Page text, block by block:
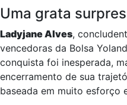
Uma grata
Ladyjane Alves,
vencedoras da Bolsa
conquista foi inesperada,
encerramento de sua
baseada em muito esforço